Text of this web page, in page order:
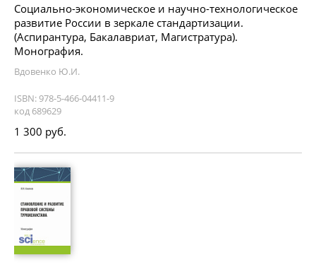
Социально-экономическое и научно-технологическое
развитие России в зеркале стандартизации.
(Аспирантура, Бакалавриат, Магистратура).
Монография.
Вдовенко Ю.И.
ISBN: 978-5-466-04411-9
код 689629
1 300 руб.